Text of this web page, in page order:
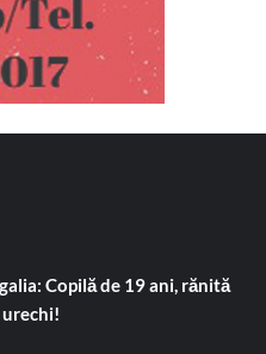
Copilă de 19 ani, rănită